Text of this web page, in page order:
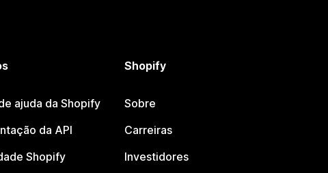
ajuda da Shopify
da API
Shopify
Shopify
Sobre
Carreiras
Investidores